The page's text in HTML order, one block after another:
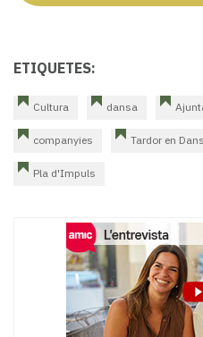
ETIQUETES:
Cultura dansa
companyies Tardor en
Pla d'Impuls